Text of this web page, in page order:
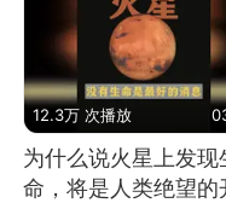
12.3万 次播放
为什么说火星上发现
命，将是人类绝望的